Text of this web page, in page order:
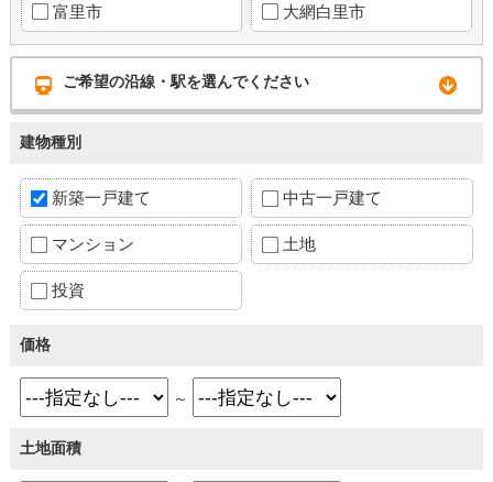
富里市 大網白里市
ご希望の沿線・駅を選んでください
建物種別
新築一戸建て 中古一戸建て
マンション 土地
投資
価格
～
土地面積